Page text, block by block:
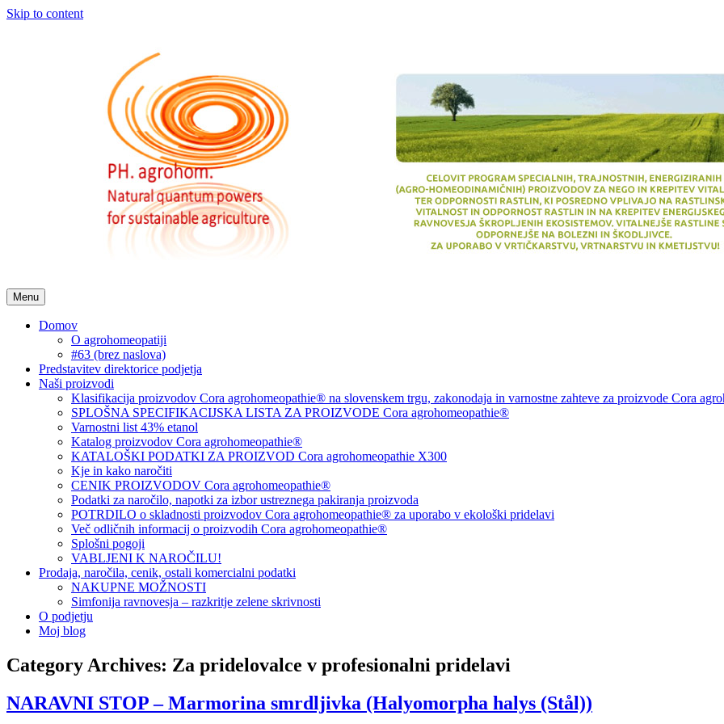
Skip to content
Menu
Domov
O agrohomeopatiji
#63 (brez naslova)
Predstavitev direktorice podjetja
Naši proizvodi
Klasifikacija proizvodov Cora agrohomeopathie® na slovenskem trgu, zakonodaja in varnostne zahteve za proizvode Cora
SPLOŠNA SPECIFIKACIJSKA LISTA ZA PROIZVODE Cora agrohomeopathie®
Varnostni list 43% etanol
Katalog proizvodov Cora agrohomeopathie®
KATALOŠKI PODATKI ZA PROIZVOD Cora agrohomeopathie X300
Kje in kako naročiti
CENIK PROIZVODOV Cora agrohomeopathie®
Podatki za naročilo, napotki za izbor ustreznega pakiranja proizvoda
POTRDILO o skladnosti proizvodov Cora agrohomeopathie® za uporabo v ekološki pridelavi
Več odličnih informacij o proizvodih Cora agrohomeopathie®
Splošni pogoji
VABLJENI K NAROČILU!
Prodaja, naročila, cenik, ostali komercialni podatki
NAKUPNE MOŽNOSTI
Simfonija ravnovesja – razkritje zelene skrivnosti
O podjetju
Moj blog
Category Archives: Za pridelovalce v profesionalni pridelavi
NARAVNI STOP – Marmorina smrdljivka (Halyomorpha halys (Stål))